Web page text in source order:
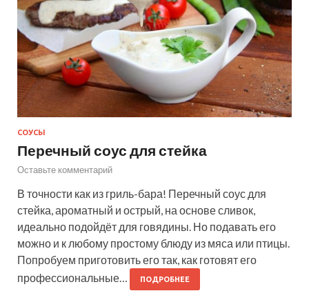
СОУСЫ
Перечный соус для стейка
Оставьте комментарий
В точности как из гриль-бара! Перечный соус для
стейка, ароматный и острый, на основе сливок,
идеально подойдёт для говядины. Но подавать его
можно и к любому простому блюду из мяса или птицы.
Попробуем приготовить его так, как готовят его
профессиональные…
ПОДРОБНЕЕ